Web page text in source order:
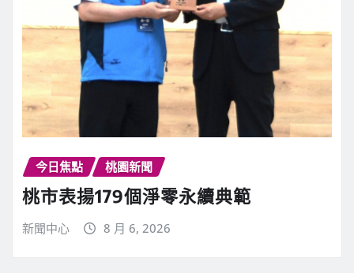
今日焦點 桃園新聞
桃市表揚179個淨零永續典範
新聞中心 8 月 6, 2026